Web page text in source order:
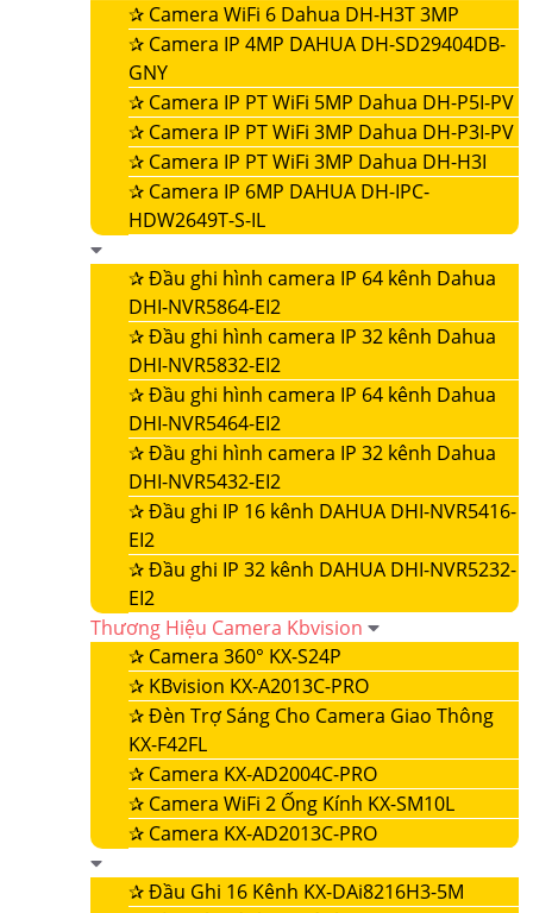
✰ Camera WiFi 6 Dahua DH-H3T 3MP
✰ Camera IP 4MP DAHUA DH-SD29404DB-
GNY
✰ Camera IP PT WiFi 5MP Dahua DH-P5I-PV
✰ Camera IP PT WiFi 3MP Dahua DH-P3I-PV
✰ Camera IP PT WiFi 3MP Dahua DH-H3I
✰ Camera IP 6MP DAHUA DH-IPC-
HDW2649T-S-IL
✰Đầu ghi hình camera IP 64 kênh Dahua
DHI-NVR5864-EI2
✰Đầu ghi hình camera IP 32 kênh Dahua
DHI-NVR5832-EI2
✰Đầu ghi hình camera IP 64 kênh Dahua
DHI-NVR5464-EI2
✰Đầu ghi hình camera IP 32 kênh Dahua
DHI-NVR5432-EI2
✰Đầu ghi IP 16 kênh DAHUA DHI-NVR5416-
EI2
✰Đầu ghi IP 32 kênh DAHUA DHI-NVR5232-
EI2
Thương Hiệu Camera Kbvision
✰ Camera 360° KX-S24P
✰ KBvision KX-A2013C-PRO
✰Đèn Trợ Sáng Cho Camera Giao Thông
KX-F42FL
✰ Camera KX-AD2004C-PRO
✰ Camera WiFi 2 Ống Kính KX-SM10L
✰ Camera KX-AD2013C-PRO
✰Đầu Ghi 16 Kênh KX-DAi8216H3-5M